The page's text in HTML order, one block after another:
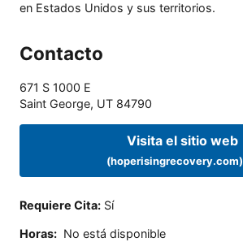
en Estados Unidos y sus territorios.
Contacto
671 S 1000 E
Saint George, UT 84790
Visita el sitio web
(hoperisingrecovery.com)
Requiere Cita: Sí
Horas: No está disponible